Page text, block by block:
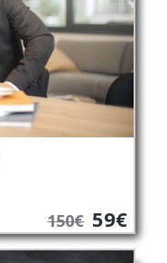
150€ 59€